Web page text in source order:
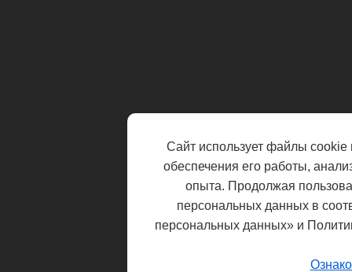
Сайт использует файлы cookie
обеспечения его работы,
опыта. Продолжая
персональных данных в
персональных данных» и